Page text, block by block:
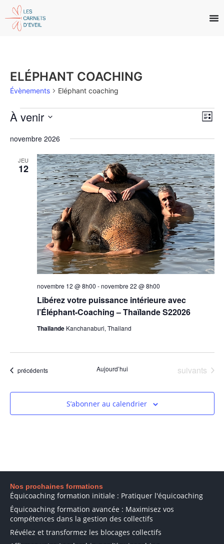
ELÉPHANT COACHING
Évènements Eléphant coaching
par
de
Liste
À venir
date.
novembre 2026
JEU
12
Libérez votre puissance intérieure avec
l’Éléphant-Coaching – Thaïlande S22026
novembre 12 @ 8h00 -novembre 22 @ 8h00
Thailande Kanchanaburi, Thailand
Évènements
précédents Aujourd’hui Évènements
suivants
S’abonner au calendrier
Nos prochaines formations
Équicoaching formation initiale : Pratiquer l'équicoaching
Équicoaching formation avancée : Maximisez vos
compétences dans la gestion des collectifs
Révélez et transformez les blocages collectifs